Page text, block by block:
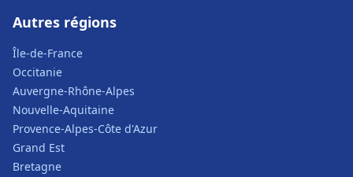
Autres régions
Île-de-France
Occitanie
Auvergne-Rhône-Alpes
Nouvelle-Aquitaine
Provence-Alpes-Côte d'Azur
Grand Est
Bretagne